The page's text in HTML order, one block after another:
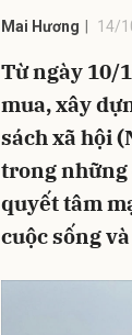
Mai Hương 14/
Từ ngày 10/
mua, xây
sách xã hội
trong những
quyết tâm
cuộc sống